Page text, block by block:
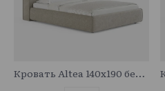
Кровать Altea 140x190 без основания и подъемного механизма